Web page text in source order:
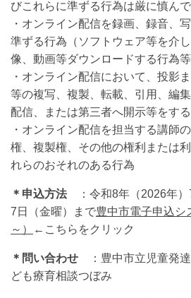
びこれらに準ずる行為は厳に慎んで
・オンライン配信を録画、録音、
準ずる行為（ソフトウェア等を介
像、動画等ダウンロードする行為等
・オンライン配信において、投影
等の複写、複製、転載、引用、編
配信、または第三者へ開示等をす
・オンライン配信を担当する講師
権、複製権、その他の権利または
れらのおそれのある行為
＊申込方法：令和8年（2026年）
7日（金曜）まで豊中市電子申込
～）
←こちらをクリック
＊問い合わせ ：豊中市立児童発
ども療育相談つぼみ